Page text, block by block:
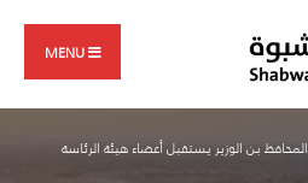
MENU
المحافظ بن الوزير يستقبل أعضاء هيئة الرئاسة